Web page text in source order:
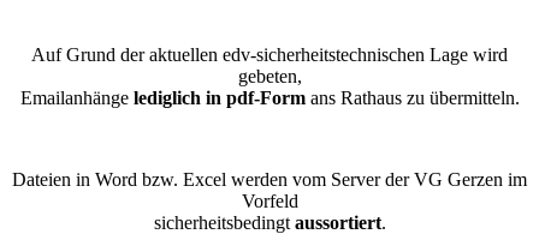
Auf Grund der aktuellen edv-sicherheitstechnischen Lage wird
gebeten,
Emailanhänge lediglich in pdf-Formans Rathaus zu übermitteln.
Dateien in Word bzw. Excel werden vom Server der VG Gerzen im
Vorfeld
sicherheitsbedingt aussortiert.